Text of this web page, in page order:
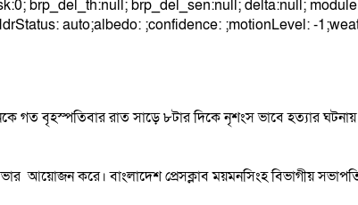
brp_del_th:null; brp_del_sen:null; delta:null;
auto;albedo: ;confidence: ;motionLevel: -
গত বৃহস্পতিবার রাত সাড়ে ৮টার দিকে নৃশংস ভাবে হত্যার
আয়োজন করে। বাংলাদেশ প্রেসক্লাব ময়মনসিংহ বিভাগীয়